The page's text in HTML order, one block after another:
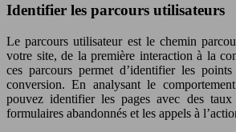
Identifier les parcours utilisateurs
Le parcours utilisateur est le chemin
votre site, de la première interaction à la
ces parcours permet d’identifier les
conversion. En analysant le
pouvez identifier les pages avec des
formulaires abandonnés et les appels à